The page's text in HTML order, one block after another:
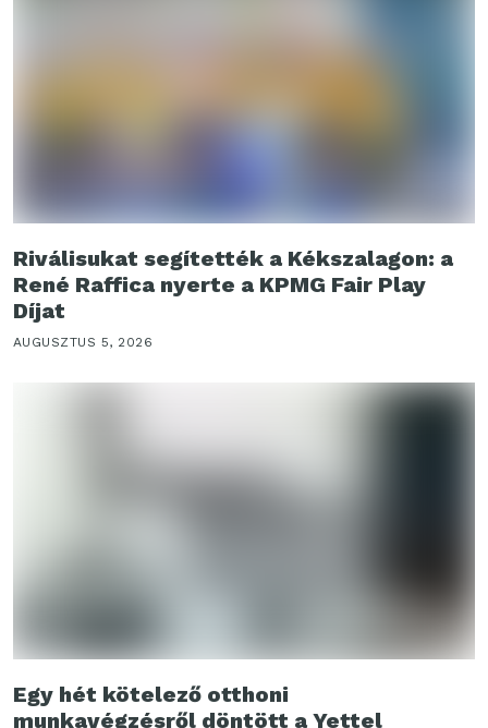
Riválisukat segítették a Kékszalagon: a
René Raffica nyerte a KPMG Fair Play
Díjat
AUGUSZTUS 5, 2026
Egy hét kötelező otthoni
munkavégzésről döntött a Yettel